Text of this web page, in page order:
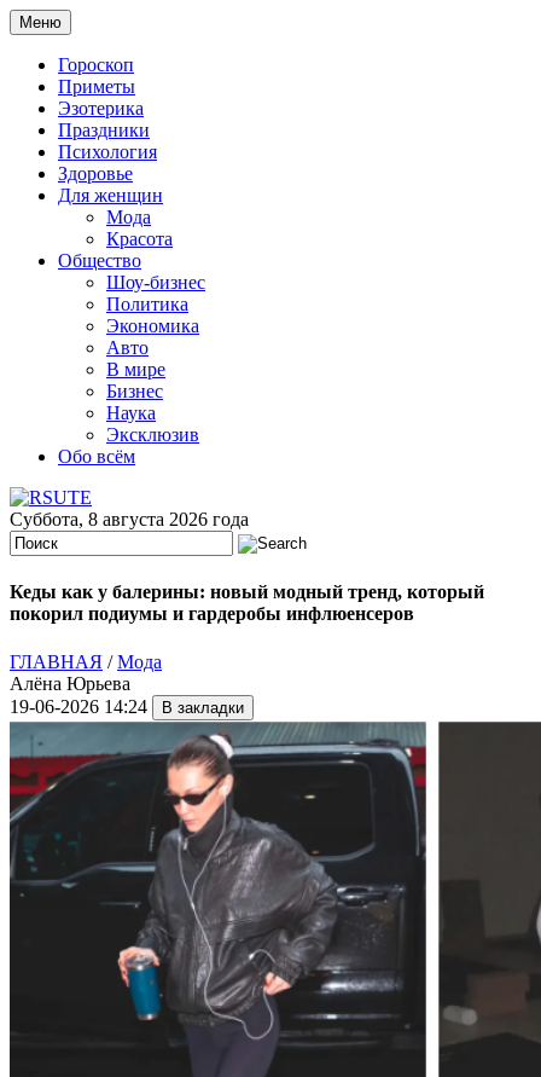
Меню
Гороскоп
Приметы
Эзотерика
Праздники
Психология
Здоровье
Для женщин
Мода
Красота
Общество
Шоу-бизнес
Политика
Экономика
Авто
В мире
Бизнес
Наука
Эксклюзив
Обо всём
Суббота, 8 августа 2026 года
Кеды как у балерины: новый модный тренд, который
покорил подиумы и гардеробы инфлюенсеров
ГЛАВНАЯ /Мода
Алёна Юрьева
19-06-2026 14:24